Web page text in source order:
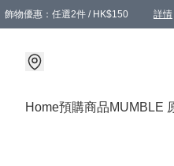
飾物優惠：任選2件 / HK$150 詳情
Home預購商品MUMBLE